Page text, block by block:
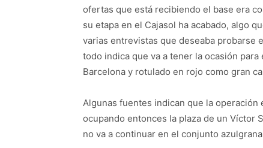
ofertas que está recibiendo el base era
su etapa en el Cajasol ha acabado, algo
varias entrevistas que deseaba probarse
todo indica que va a tener la ocasión
Barcelona y rotulado en rojo como gran
Algunas fuentes indican que la operación
ocupando entonces la plaza de un Víctor
no va a continuar en el conjunto